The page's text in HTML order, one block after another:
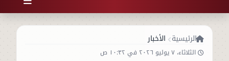
الرئيسية الأخبار
الثلاثاء، ٧ يوليو ٢٠٢٦ في ١٠:٣٢ ص